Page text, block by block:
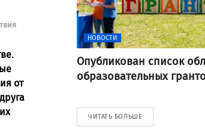
от
НОВОСТИ
Опубликован список
образовательных
ЧИТАТЬ БОЛЬШЕ